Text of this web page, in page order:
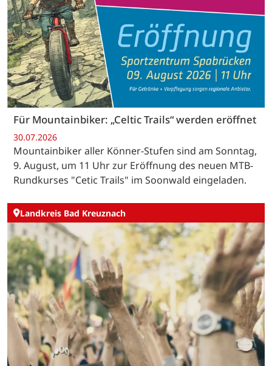
Für Mountainbiker: „Celtic Trails“ werden eröffnet
30.07.2026
Mountainbiker aller Könner-Stufen sind am Sonntag,
9. August, um 11 Uhr zur Eröffnung des neuen MTB-
Rundkurses "Cetic Trails" im Soonwald eingeladen.
Landkreis Bad Kreuznach